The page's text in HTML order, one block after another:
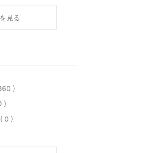
見る
)
)
0 )